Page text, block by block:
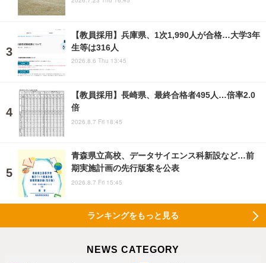
【教員採用】兵庫県、1次1,990人が合格…大学3年
生等は316人
2026.8.6 Thu 13:45
【教員採用】長崎県、最終合格者495人…倍率2.0
倍
2026.8.7 Fri 18:45
青森県立高校、データサイエンス科新設など…前
期実施計画の先行版案を公表
2026.8.7 Fri 15:45
ランキングをもっと見る
NEWS CATEGORY